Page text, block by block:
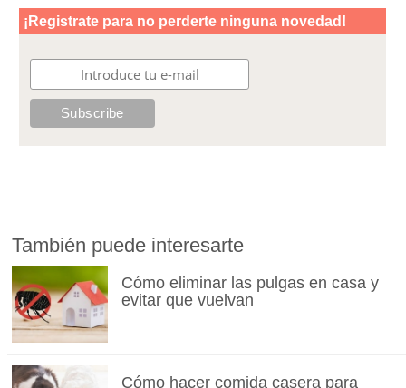
También puede interesarte
Cómo eliminar las pulgas en casa y
evitar que vuelvan
Cómo hacer comida casera para